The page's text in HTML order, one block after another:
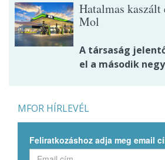
Hatalmas kaszált
Mol
A társaság
el a második
MFOR HÍRLEVÉL
Feliratkozáshoz adja meg email